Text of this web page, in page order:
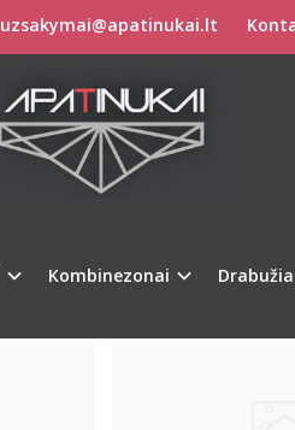
uzsakymai@apatinukai.lt
Kombinezonai
Populiari